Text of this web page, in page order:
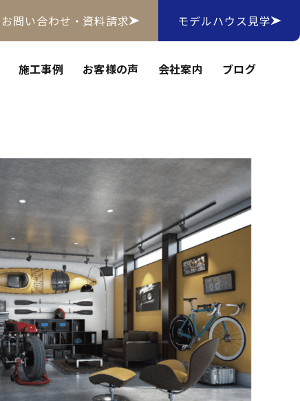
お問い合わせ・資料請求 モデルハウス見学
施工事例 お客様の声 会社案内 ブログ